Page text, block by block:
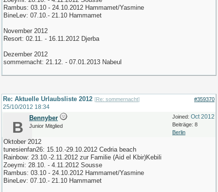
Rambus: 03.10 - 24.10.2012 Hammamet/Yasmine
BineLev: 07.10.- 21.10 Hammamet
November 2012
Resort: 02.11. - 16.11.2012 Djerba
Dezember 2012
sommernacht: 21.12. - 07.01.2013 Nabeul
Re: Aktuelle Urlaubsliste 2012 [Re: sommernacht] #359370
25/10/2012 18:34
Joined: Oct 2012
Beiträge: 8
Berlin
B
Bennyber
Junior Mitglied
Oktober 2012
tunesienfan26: 15.10.-29.10.2012 Cedria beach
Rainbow: 23.10.-2.11.2012 zur Familie (Aid el Kbir)Kebili
Zoeymi: 28.10. - 4.11.2012 Sousse
Rambus: 03.10 - 24.10.2012 Hammamet/Yasmine
BineLev: 07.10.- 21.10 Hammamet